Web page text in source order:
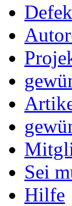
Sei
Hilfe